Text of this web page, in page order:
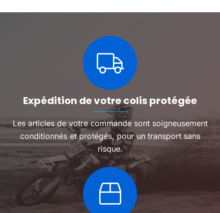
produit
Expédition de votre colis protégée
Les articles de votre commande sont soigneusement
conditionnés et protégés, pour un transport sans
risque.